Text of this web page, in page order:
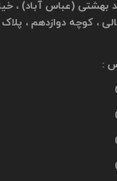
بهشتی (عباس آباد) ،
: